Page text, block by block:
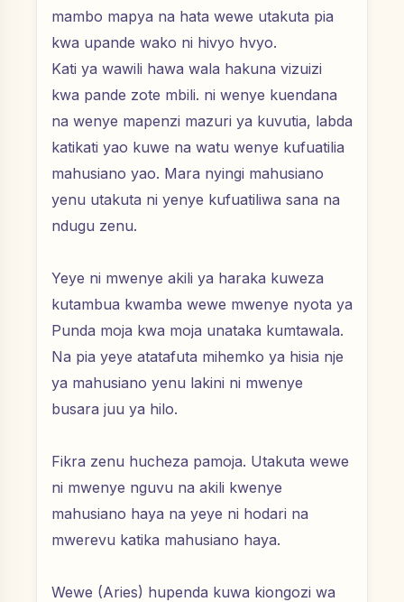
mambo mapya na hata wewe utakuta pia
kwa upande wako ni hivyo hvyo.
Kati ya wawili hawa wala hakuna vizuizi
kwa pande zote mbili. ni wenye kuendana
na wenye mapenzi mazuri ya kuvutia, labda
katikati yao kuwe na watu wenye kufuatilia
mahusiano yao. Mara nyingi mahusiano
yenu utakuta ni yenye kufuatiliwa sana na
ndugu zenu.
Yeye ni mwenye akili ya haraka kuweza
kutambua kwamba wewe mwenye nyota ya
Punda moja kwa moja unataka kumtawala.
Na pia yeye atatafuta mihemko ya hisia nje
ya mahusiano yenu lakini ni mwenye
busara juu ya hilo.
Fikra zenu hucheza pamoja. Utakuta wewe
ni mwenye nguvu na akili kwenye
mahusiano haya na yeye ni hodari na
mwerevu katika mahusiano haya.
Wewe (Aries) hupenda kuwa kiongozi wa